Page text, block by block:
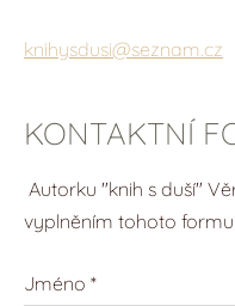
knihysdusi@seznam.cz
KONTAKTNÍ
Autorku "knih s duší"
vyplněním tohoto
Jméno *